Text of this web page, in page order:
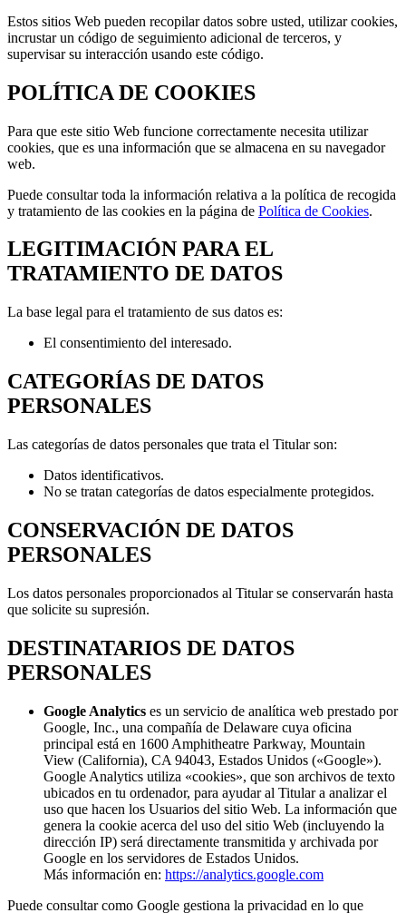
Estos sitios Web pueden recopilar datos sobre usted, utilizar cookies,
incrustar un código de seguimiento adicional de terceros, y
supervisar su interacción usando este código.
POLÍTICA DE COOKIES
Para que este sitio Web funcione correctamente necesita utilizar
cookies, que es una información que se almacena en su navegador
web.
Puede consultar toda la información relativa a la política de recogida
y tratamiento de las cookies en la página de Política de Cookies.
LEGITIMACIÓN PARA EL
TRATAMIENTO DE DATOS
La base legal para el tratamiento de sus datos es:
El consentimiento del interesado.
CATEGORÍAS DE DATOS
PERSONALES
Las categorías de datos personales que trata el Titular son:
Datos identificativos.
No se tratan categorías de datos especialmente protegidos.
CONSERVACIÓN DE DATOS
PERSONALES
Los datos personales proporcionados al Titular se conservarán hasta
que solicite su supresión.
DESTINATARIOS DE DATOS
PERSONALES
Google Analytics es un servicio de analítica web prestado por
Google, Inc., una compañía de Delaware cuya oficina
principal está en 1600 Amphitheatre Parkway, Mountain
View (California), CA 94043, Estados Unidos («Google»).
Google Analytics utiliza «cookies», que son archivos de texto
ubicados en tu ordenador, para ayudar al Titular a analizar el
uso que hacen los Usuarios del sitio Web. La información que
genera la cookie acerca del uso del sitio Web (incluyendo la
dirección IP) será directamente transmitida y archivada por
Google en los servidores de Estados Unidos.
Más información en: https://analytics.google.com
Puede consultar como Google gestiona la privacidad en lo que